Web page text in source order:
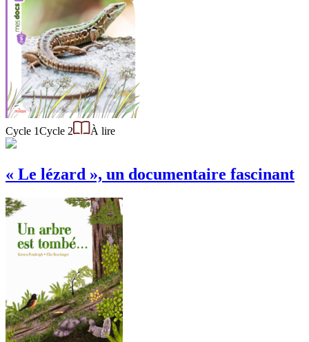
Cycle 1Cycle 2 À lire
« Le lézard », un documentaire fascinant